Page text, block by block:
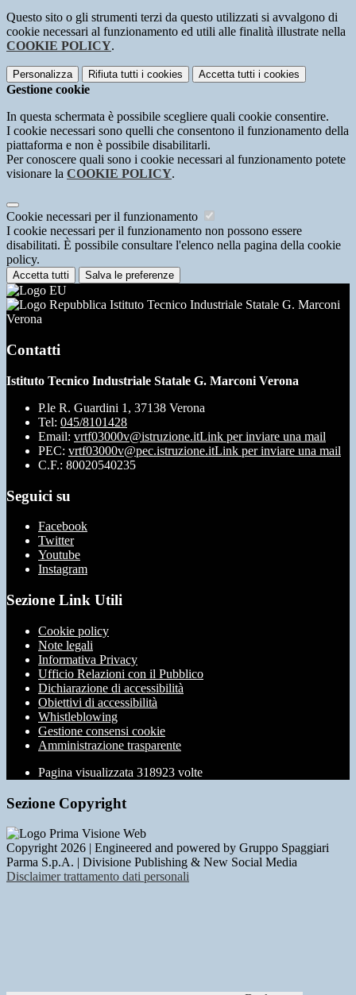
Questo sito o gli strumenti terzi da questo utilizzati si avvalgono di
cookie necessari al funzionamento ed utili alle finalità illustrate nella
COOKIE POLICY.
Personalizza Rifiuta tutti i cookies Accetta tutti i cookies
Gestione cookie
In questa schermata è possibile scegliere quali cookie consentire.
I cookie necessari sono quelli che consentono il funzionamento della
piattaforma e non è possibile disabilitarli.
Per conoscere quali sono i cookie necessari al funzionamento potete
visionare la COOKIE POLICY.
Cookie necessari per il funzionamento
I cookie necessari per il funzionamento non possono essere
disabilitati. È possibile consultare l'elenco nella pagina della cookie
policy.
Accetta tutti Salva le preferenze
Istituto Tecnico Industriale Statale G. Marconi
Verona
Contatti
Istituto Tecnico Industriale Statale G. Marconi Verona
P.le R. Guardini 1, 37138 Verona
Tel: 045/8101428
Email: vrtf03000v@istruzione.itLink per inviare una mail
PEC: vrtf03000v@pec.istruzione.itLink per inviare una mail
C.F.: 80020540235
Seguici su
Facebook
Twitter
Youtube
Instagram
Sezione Link Utili
Cookie policy
Note legali
Informativa Privacy
Ufficio Relazioni con il Pubblico
Dichiarazione di accessibilità
Obiettivi di accessibilità
Whistleblowing
Gestione consensi cookie
Amministrazione trasparente
Pagina visualizzata 318923 volte
Sezione Copyright
Copyright 2026 | Engineered and powered by Gruppo Spaggiari
Parma S.p.A. | Divisione Publishing & New Social Media
Disclaimer trattamento dati personali